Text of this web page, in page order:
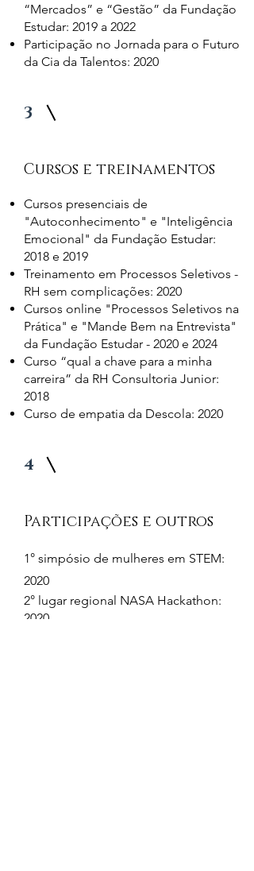
“Mercados” e “Gestão” da Fundação
Estudar: 2019 a 2022
Participação no Jornada para o Futuro
da Cia da Talentos: 2020
3
Cursos e treinamentos
Cursos presenciais de
"Autoconhecimento" e "Inteligência
Emocional" da Fundação Estudar:
2018 e 2019
Treinamento em Processos Seletivos -
RH sem complicações: 2020
Cursos online "Processos Seletivos na
Prática" e "Mande Bem na Entrevista"
da Fundação Estudar - 2020 e 2024
Curso “qual a chave para a minha
carreira” da RH Consultoria Junior:
2018
Curso de empatia da Descola: 2020
4
Participações e outros
1° simpósio de mulheres em STEM:
2020
2° lugar regional NASA Hackathon:
2020